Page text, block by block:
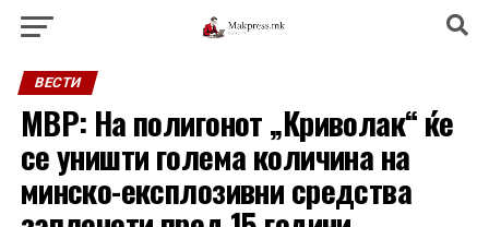
ВЕСТИ
МВР: На полигонот „Криволак“ ќе
се уништи голема количина на
минско-експлозивни средства